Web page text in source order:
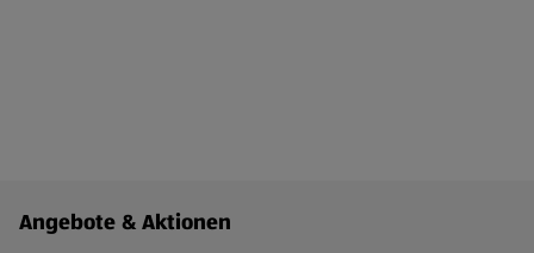
Fußzeilenmenü - weitere Links
Angebote & Aktionen